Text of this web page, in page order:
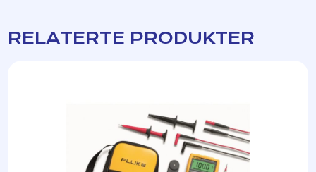
RELATERTE PRODUKTER